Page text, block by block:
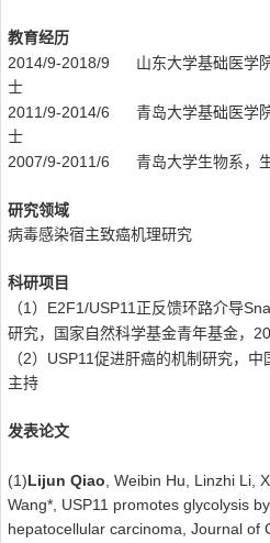
教育经历
2014/9-2018/9 山东大学基础医学
士
2011/9-2014/6 青岛大学基础医学
士
2007/9-2011/6 青岛大学生物系，
研究领域
病毒感染宿主致癌机理研究
科研项目
（1 ） E2F1/USP11 正反馈环路介导
研究，国家自然科学基金青年基金，
（2） USP11 促进肝癌的机制研究，中
主持
发表论文
(1)Lijun Qiao , Weibin Hu, Linzhi Li,
Wang*, USP11 promotes glycolysis
hepatocellular carcinoma, Journal of